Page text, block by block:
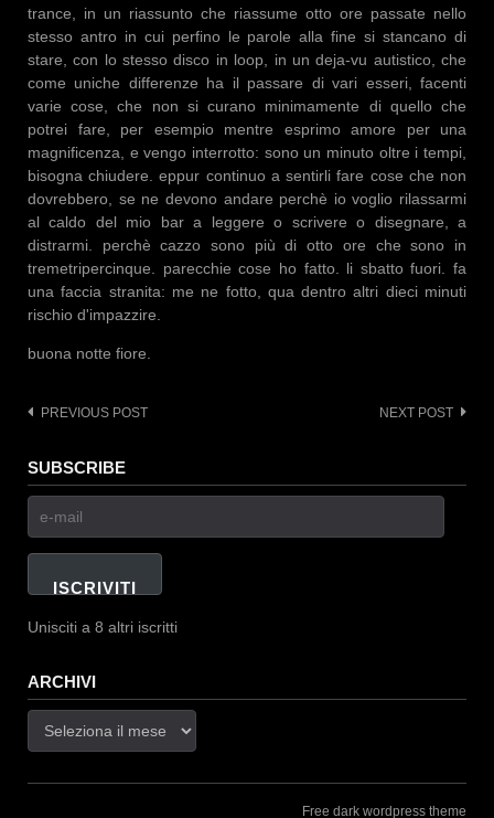
trance, in un riassunto che riassume otto ore passate nello
stesso antro in cui perfino le parole alla fine si stancano di
stare, con lo stesso disco in loop, in un deja-vu autistico, che
come uniche differenze ha il passare di vari esseri, facenti
varie cose, che non si curano minimamente di quello che
potrei fare, per esempio mentre esprimo amore per una
magnificenza, e vengo interrotto: sono un minuto oltre i tempi,
bisogna chiudere. eppur continuo a sentirli fare cose che non
dovrebbero, se ne devono andare perchè io voglio rilassarmi
al caldo del mio bar a leggere o scrivere o disegnare, a
distrarmi. perchè cazzo sono più di otto ore che sono in
tremetripercinque. parecchie cose ho fatto. li sbatto fuori. fa
una faccia stranita: me ne fotto, qua dentro altri dieci minuti
rischio d'impazzire.
buona notte fiore.
Post
PREVIOUS POST NEXT POST
SUBSCRIBE
ISCRIVITI
Unisciti a 8 altri iscritti
ARCHIVI
Free dark wordpress theme